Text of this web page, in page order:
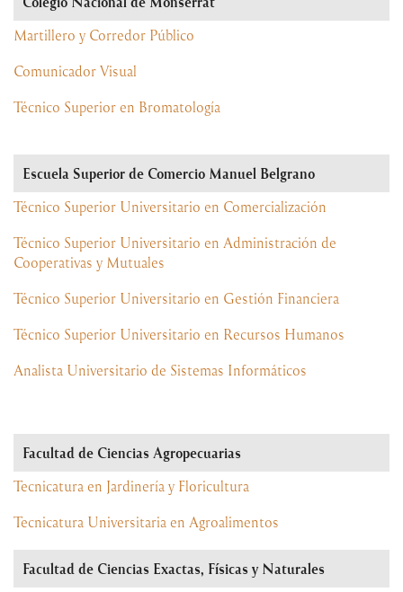
Martillero y Corredor Público
Comunicador Visual
Técnico Superior en Bromatología
Escuela Superior de Comercio Manuel Belgrano
Técnico Superior Universitario en Comercialización
Técnico Superior Universitario en Administración de
Cooperativas y Mutuales
Técnico Superior Universitario en Gestión Financiera
Técnico Superior Universitario en Recursos Humanos
Analista Universitario de Sistemas Informáticos
Facultad de Ciencias Agropecuarias
Tecnicatura en Jardinería y Floricultura
Tecnicatura Universitaria en Agroalimentos
Facultad de Ciencias Exactas, Físicas y Naturales